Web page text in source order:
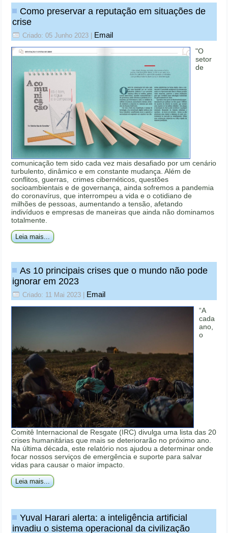
Como preservar a reputação em situações de
crise
Criado: 05 Junho 2023 Email
"O
setor
de
comunicação tem sido cada vez mais desafiado por um cenário
turbulento, dinâmico e em constante mudança. Além de
conflitos, guerras, crimes cibernéticos, questões
socioambientais e de governança, ainda sofremos a pandemia
do coronavírus, que interrompeu a vida e o cotidiano de
milhões de pessoas, aumentando a tensão, afetando
indivíduos e empresas de maneiras que ainda não dominamos
totalmente.
Leia mais...
As 10 principais crises que o mundo não pode
ignorar em 2023
Criado: 11 Mai 2023 Email
“A
cada
ano,
o
Comitê Internacional de Resgate (IRC) divulga uma lista das 20
crises humanitárias que mais se deteriorarão no próximo ano.
Na última década, este relatório nos ajudou a determinar onde
focar nossos serviços de emergência e suporte para salvar
vidas para causar o maior impacto.
Leia mais...
Yuval Harari alerta: a inteligência artificial
invadiu o sistema operacional da civilização